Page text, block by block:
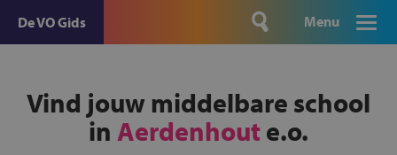
De VO Gids Menu
Vind jouw middelbare school
in Aerdenhout e.o.